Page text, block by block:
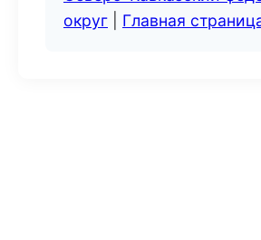
округ
Главная